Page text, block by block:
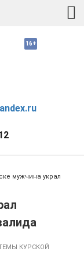
мужчина украл
КУРСКОЙ